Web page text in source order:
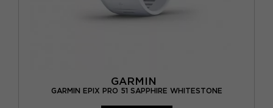
GARMIN
GARMIN EPIX PRO 51 SAPPHIRE WHITESTONE